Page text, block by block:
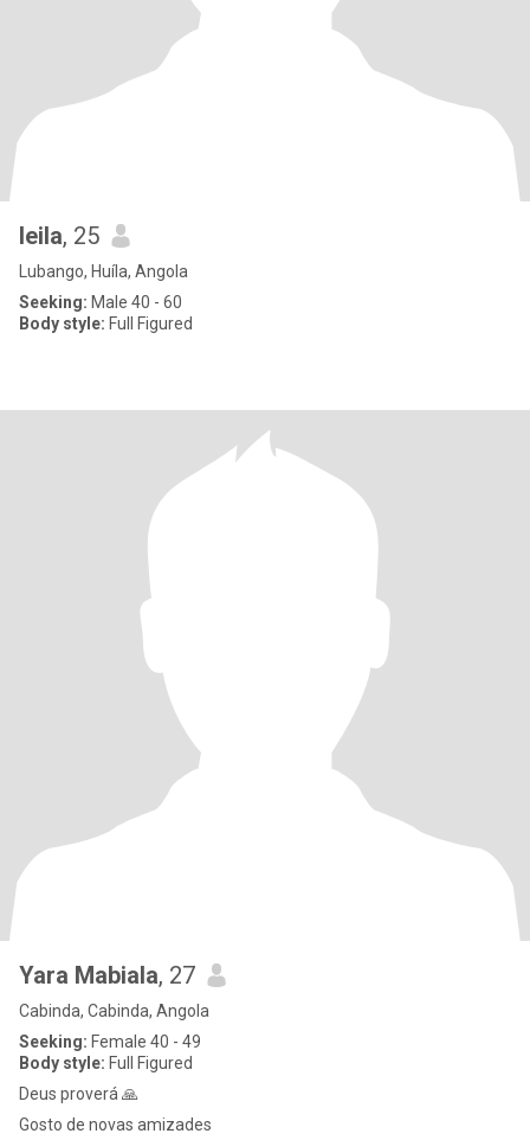
leila, 25
Lubango, Huíla, Angola
Seeking: Male 40 - 60
Body style: Full Figured
Yara Mabiala, 27
Cabinda, Cabinda, Angola
Seeking: Female 40 - 49
Body style: Full Figured
Deus proverá 🙏
Gosto de novas amizades